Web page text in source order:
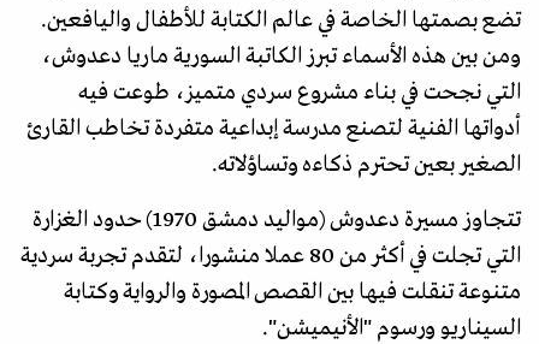
تضع بصمتها الخاصة في عالم الكتابة للأطفال واليافعين.
ومن بين هذه الأسماء تبرز الكاتبة السورية ماريا دعدوش،
التي نجحت في بناء مشروع سردي متميز، طوعت فيه
أدواتها الفنية لتصنع مدرسة إبداعية متفردة تخاطب القارئ
الصغير بعين تحترم ذكاءه وتساؤلاته.
تتجاوز مسيرة دعدوش (مواليد دمشق 1970) حدود الغزارة
التي تجلت في أكثر من 80 عملا منشورا، لتقدم تجربة سردية
متنوعة تنقلت فيها بين القصص المصورة والرواية وكتابة
السيناريو ورسوم "الأنيميشن".